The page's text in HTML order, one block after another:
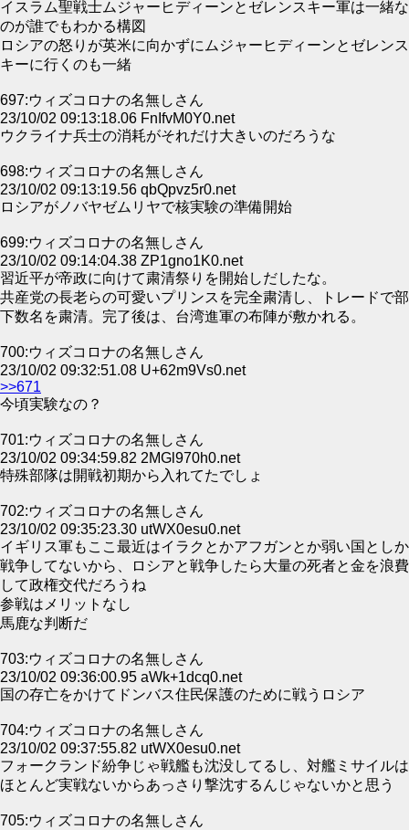
イスラム聖戦士ムジャーヒディーンとゼレンスキー軍は一緒な
のが誰でもわかる構図
ロシアの怒りが英米に向かずにムジャーヒディーンとゼレンス
キーに行くのも一緒
697:ウィズコロナの名無しさん
23/10/02 09:13:18.06 FnIfvM0Y0.net
ウクライナ兵士の消耗がそれだけ大きいのだろうな
698:ウィズコロナの名無しさん
23/10/02 09:13:19.56 qbQpvz5r0.net
ロシアがノバヤゼムリヤで核実験の準備開始
699:ウィズコロナの名無しさん
23/10/02 09:14:04.38 ZP1gno1K0.net
習近平が帝政に向けて粛清祭りを開始しだしたな。
共産党の長老らの可愛いプリンスを完全粛清し、トレードで部
下数名を粛清。完了後は、台湾進軍の布陣が敷かれる。
700:ウィズコロナの名無しさん
23/10/02 09:32:51.08 U+62m9Vs0.net
>>671
今頃実験なの？
701:ウィズコロナの名無しさん
23/10/02 09:34:59.82 2MGl970h0.net
特殊部隊は開戦初期から入れてたでしょ
702:ウィズコロナの名無しさん
23/10/02 09:35:23.30 utWX0esu0.net
イギリス軍もここ最近はイラクとかアフガンとか弱い国としか
戦争してないから、ロシアと戦争したら大量の死者と金を浪費
して政権交代だろうね
参戦はメリットなし
馬鹿な判断だ
703:ウィズコロナの名無しさん
23/10/02 09:36:00.95 aWk+1dcq0.net
国の存亡をかけてドンバス住民保護のために戦うロシア
704:ウィズコロナの名無しさん
23/10/02 09:37:55.82 utWX0esu0.net
フォークランド紛争じゃ戦艦も沈没してるし、対艦ミサイルは
ほとんど実戦ないからあっさり撃沈するんじゃないかと思う
705:ウィズコロナの名無しさん